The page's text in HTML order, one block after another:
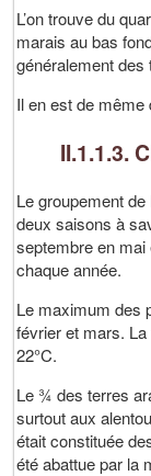
L’on trouve du
marais au bas
généralement des
Il en est de même
II.1.1.3.
Le groupement de
deux saisons à
septembre en
chaque année.
Le maximum des
février et mars.
22°C.
Le ¾ des terres
surtout aux
était constituée
été abattue par la